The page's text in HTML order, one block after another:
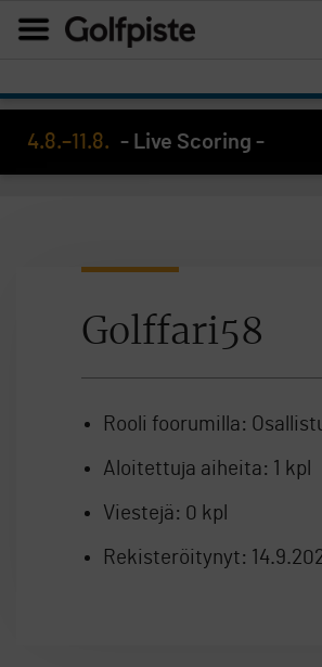
4.8.–11.8. - Live Scoring -
Golffari58
Rooli foorumilla:
Aloitettuja aiheita: 1 kpl
Viestejä: 0 kpl
Rekisteröitynyt: